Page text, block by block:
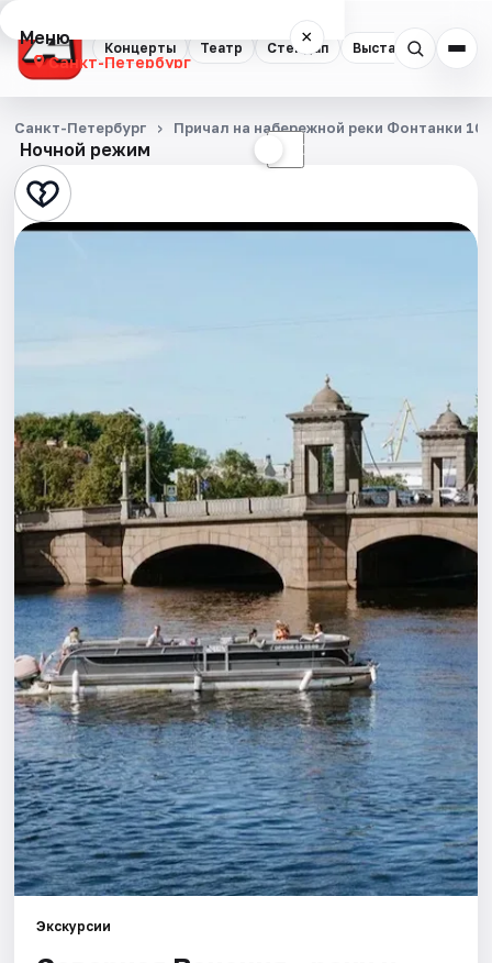
Концерты Театр Стендап Выставки
Меню ×
Санкт-Петербург
Концерты
Театр
Стендап
Спорт
События
Города
Площадки
Артисты
Рейтинги
Ночной режим ☾
Санкт-Петербург Причал на набережной реки Фонтанки
Экскурсии